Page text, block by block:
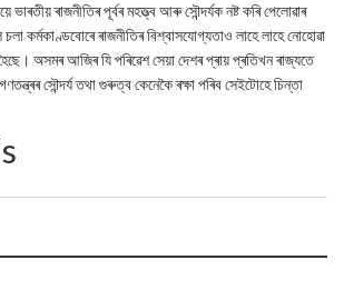
ভাৰতীয় ৰাজনীতিৰ পূৰ্বৰ মহত্ত্ব আৰু সৌন্দৰ্যক নষ্ট কৰি পেলোৱাৰ
কর্মকাণ্ডবোৰে ৰাজনীতিৰ বিশ্বাসযোগ্যতাও লাহে লাহে নোহোৱা
অসমৰ আজিৰ যি পৰিৱেশ সেয়া দেশৰ প্ৰায় প্ৰতিখন ৰাজ্যতে
সৌন্দৰ্য তথা গুৰুত্ব কেনেকৈ ৰক্ষা পৰিব সেইটোহে চিন্তা